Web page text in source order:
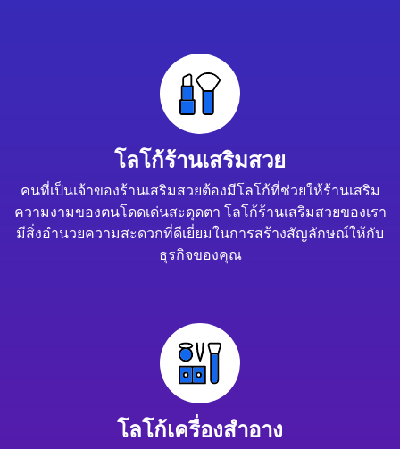
โลโก้ร้านเสริมสวย
คนที่เป็นเจ้าของร้านเสริมสวยต้องมีโลโก้ที่ช่วยให้ร้านเสริม
ความงามของตนโดดเด่นสะดุดตา โลโก้ร้านเสริมสวยของเรา
มีสิ่งอำนวยความสะดวกที่ดีเยี่ยมในการสร้างสัญลักษณ์ให้กับ
ธุรกิจของคุณ
โลโก้เครื่องสำอาง